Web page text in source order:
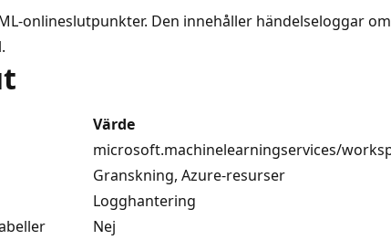
onlineslutpunkter. Den innehåller händelseloggar
Värde
microsoft.machinelearningservices/
Granskning, Azure-resurser
Logghantering
Nej